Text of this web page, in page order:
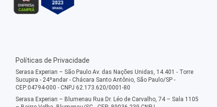
Políticas de Privacidade
Serasa Experian – São Paulo Av. das Nações Unidas, 14.401 - Torre
Sucupira - 24ºandar - Chácara Santo Antônio, São Paulo/SP -
CEP:04794-000 - CNPJ 62.173.620/0001-80
Serasa Experian – Blumenau Rua Dr. Léo de Carvalho, 74 – Sala 1105